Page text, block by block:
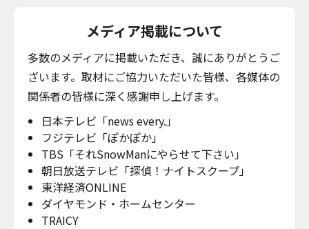
メディア掲載について
多数のメディアに掲載いただき、誠にありがとうご
ざいます。取材にご協力いただいた皆様、各媒体の
関係者の皆様に深く感謝申し上げます。
日本テレビ「news every.」
フジテレビ「ぽかぽか」
TBS「それSnowManにやらせて下さい」
朝日放送テレビ「探偵！ナイトスクープ」
東洋経済ONLINE
ダイヤモンド・ホームセンター
TRAICY